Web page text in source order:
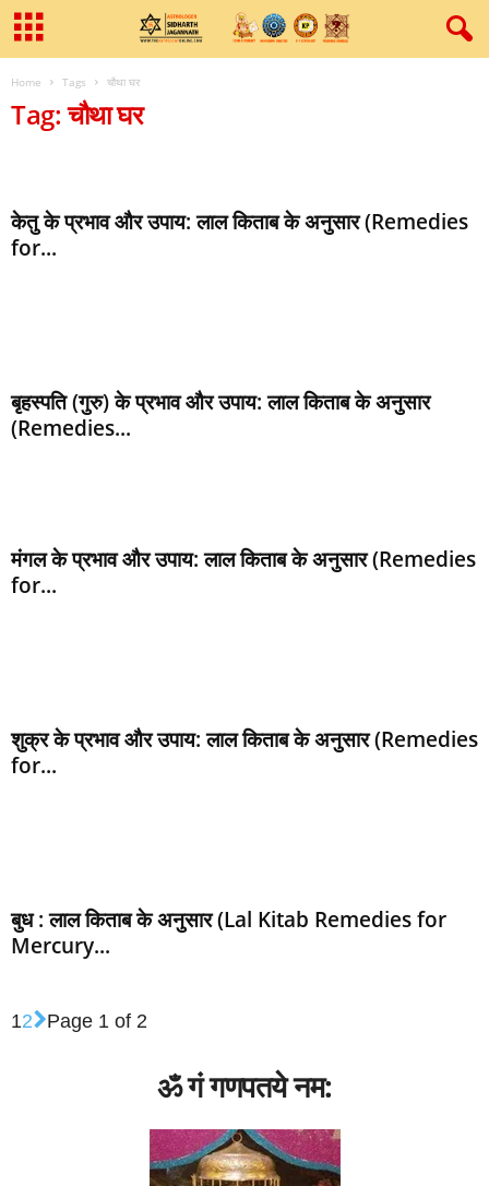
Home Tags चौथा घर
Tag: चौथा घर
केतु के प्रभाव और उपाय: लाल किताब के अनुसार (Remedies
for...
बृहस्पति (गुरु) के प्रभाव और उपाय: लाल किताब के अनुसार
(Remedies...
मंगल के प्रभाव और उपाय: लाल किताब के अनुसार (Remedies
for...
शुक्र के प्रभाव और उपाय: लाल किताब के अनुसार (Remedies
for...
बुध : लाल किताब के अनुसार (Lal Kitab Remedies for
Mercury...
12 Page 1 of 2
ॐ गं गणपतये नम: